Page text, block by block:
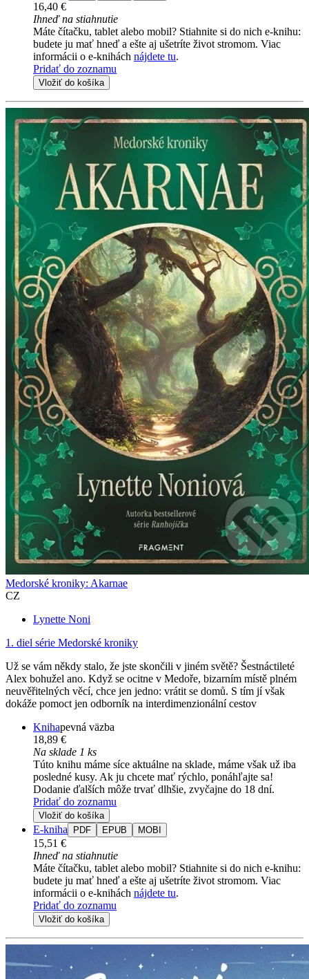
16,40 €
Ihneď na stiahnutie
Máte čítačku, tablet alebo mobil? Stiahnite si do nich e-knihu:
budete ju mať hneď a ešte aj ušetríte život stromom. Viac
informácii o e-knihách nájdete tu.
Pridať do zoznamu
Vložiť do košíka
Medorské kroniky: Akarnae
CZ
Lynette Noni
1. diel série Medorské kroniky
Už se vám někdy stalo, že jste skončili v jiném světě? Šestnáctileté
Alex bohužel ano. Když se ocitne v Medoře, bizarním místě plném
neuvěřitelných věcí, chce jen jedno: vrátit se domů. S tím jí však
dokáže pomoct jen odborník na interdimenzionální cestov
Knihapevná väzba
18,89 €
Na sklade 1 ks
Túto knihu máme síce aktuálne na sklade, máme však už iba
posledné kusy. Ak ju chcete mať rýchlo, ponáhľajte sa!
Dodanie ďalších môže trvať dlhšie, zvyčajne do 18 dní.
Pridať do zoznamu
Vložiť do košíka
E-kniha PDF EPUB MOBI
15,51 €
Ihneď na stiahnutie
Máte čítačku, tablet alebo mobil? Stiahnite si do nich e-knihu:
budete ju mať hneď a ešte aj ušetríte život stromom. Viac
informácii o e-knihách nájdete tu.
Pridať do zoznamu
Vložiť do košíka